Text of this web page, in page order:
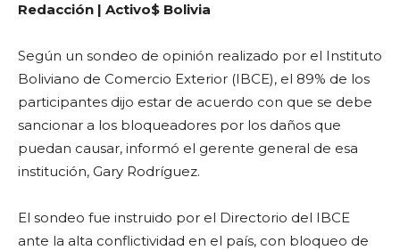
Redacción | Activo$ Bolivia
Según un sondeo de opinión realizado por el Instituto
Boliviano de Comercio Exterior (IBCE), el 89% de los
participantes dijo estar de acuerdo con que se debe
sancionar a los bloqueadores por los daños que
puedan causar, informó el gerente general de esa
institución, Gary Rodríguez.
El sondeo fue instruido por el Directorio del IBCE
ante la alta conflictividad en el país, con bloqueo de